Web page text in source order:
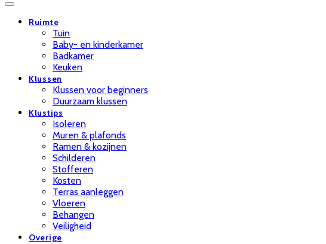
Ruimte
Tuin
Baby- en kinderkamer
Badkamer
Keuken
Klussen
Klussen voor beginners
Duurzaam klussen
Klustips
Isoleren
Muren & plafonds
Ramen & kozijnen
Schilderen
Stofferen
Kosten
Terras aanleggen
Vloeren
Behangen
Veiligheid
Overige